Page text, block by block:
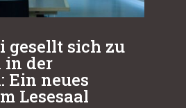
gesellt sich zu
in der
Ein neues
Lesesaal